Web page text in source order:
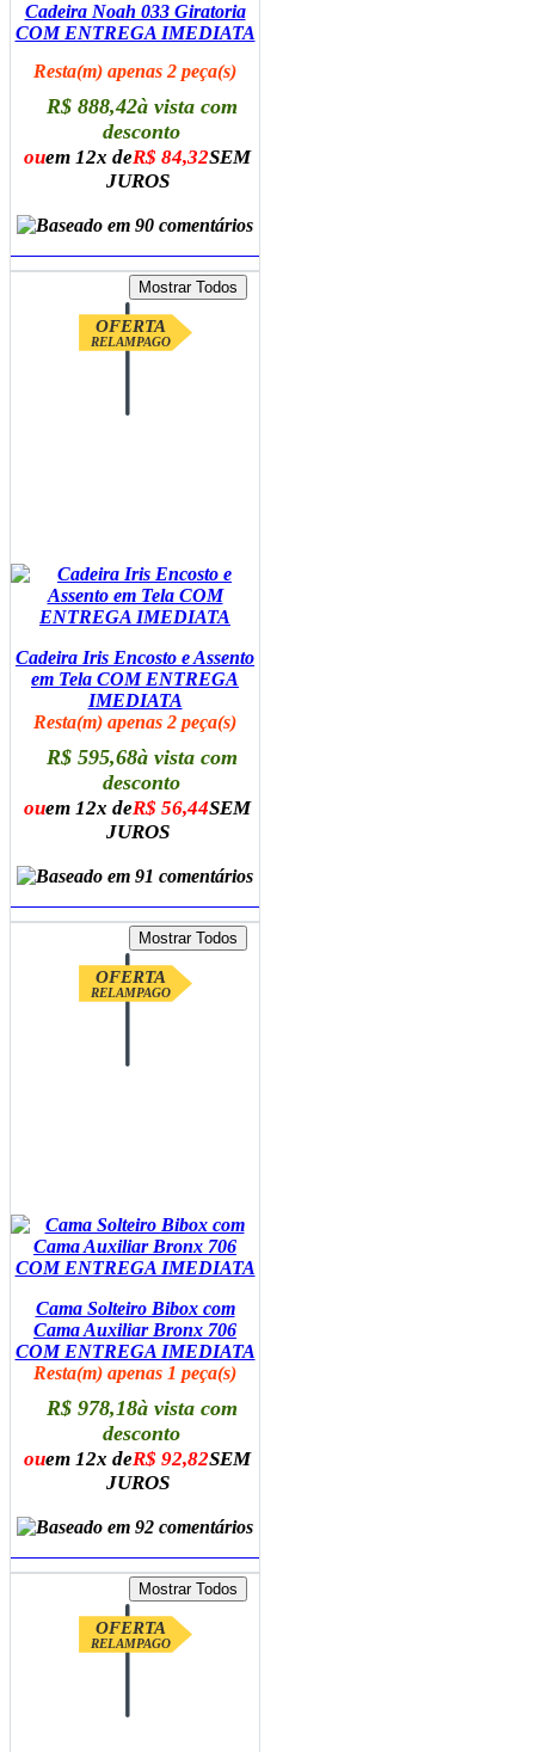
Cadeira Noah 033 Giratoria
COM ENTREGA IMEDIATA
Resta(m) apenas 2 peça(s)
R$ 888,42à vista com
desconto
ouem 12x deR$ 84,32SEM
JUROS
OFERTA
RELAMPAGO
Cadeira Iris Encosto e Assento
em Tela COM ENTREGA
IMEDIATA
Resta(m) apenas 2 peça(s)
R$ 595,68à vista com
desconto
ouem 12x deR$ 56,44SEM
JUROS
OFERTA
RELAMPAGO
Cama Solteiro Bibox com
Cama Auxiliar Bronx 706
COM ENTREGA IMEDIATA
Resta(m) apenas 1 peça(s)
R$ 978,18à vista com
desconto
ouem 12x deR$ 92,82SEM
JUROS
OFERTA
RELAMPAGO